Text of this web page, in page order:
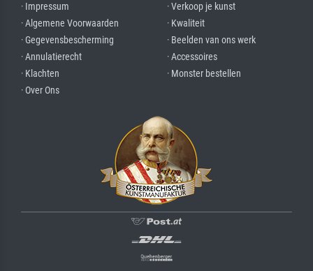
· Impressum
· Algemene Voorwaarden
· Gegevensbescherming
· Annulatierecht
· Klachten
· Over Ons
· Verkoop je kunst
· Kwaliteit
· Beelden van ons werk
· Accessoires
· Monster bestellen